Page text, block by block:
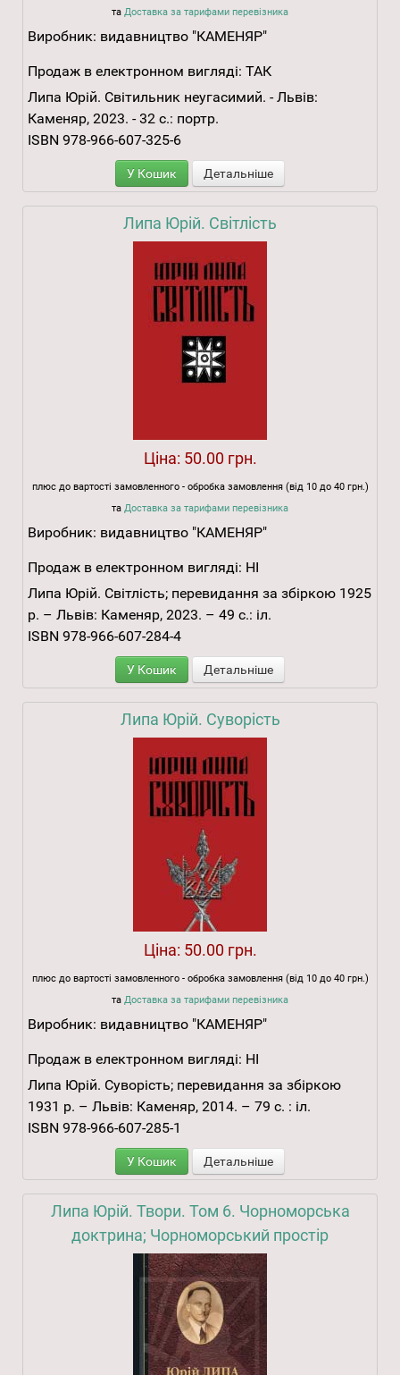
та Доставка за тарифами перевізника
Виробник: видавництво "КАМЕНЯР"
Продаж в електронном вигляді: ТАК
Липа Юрій. Світильник неугасимий. - Львів:
Каменяр, 2023. - 32 с.: портр.
ISBN 978-966-607-325-6
У Кошик Детальніше
Липа Юрій. Світлість
Ціна: 50.00 грн.
плюс до вартості замовленного - обробка замовлення (від 10 до 40 грн.)
та Доставка за тарифами перевізника
Виробник: видавництво "КАМЕНЯР"
Продаж в електронном вигляді: НІ
Липа Юрій. Світлість; перевидання за збіркою 1925
р. – Львів: Каменяр, 2023. – 49 с.: іл.
ISBN 978-966-607-284-4
У Кошик Детальніше
Липа Юрій. Суворість
Ціна: 50.00 грн.
плюс до вартості замовленного - обробка замовлення (від 10 до 40 грн.)
та Доставка за тарифами перевізника
Виробник: видавництво "КАМЕНЯР"
Продаж в електронном вигляді: НІ
Липа Юрій. Суворість; перевидання за збіркою
1931 р. – Львів: Каменяр, 2014. – 79 с. : іл.
ISBN 978-966-607-285-1
У Кошик Детальніше
Липа Юрій. Твори. Том 6. Чорноморська
доктрина; Чорноморський простір